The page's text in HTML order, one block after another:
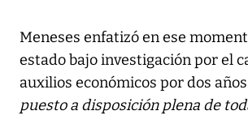
Meneses enfatizó en ese
estado bajo investigación por el
auxilios económicos por dos
puesto a disposición plena de